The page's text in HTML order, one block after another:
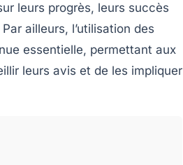
leurs progrès, leurs succès
ailleurs, l’utilisation des
essentielle, permettant aux
leurs avis et de les impliquer